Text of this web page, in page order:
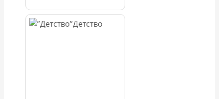
Детство